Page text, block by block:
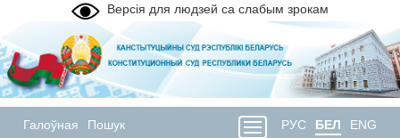
Версія для людзей са слабым зрокам
Галоўная Пошук РУС БЕЛ ENG